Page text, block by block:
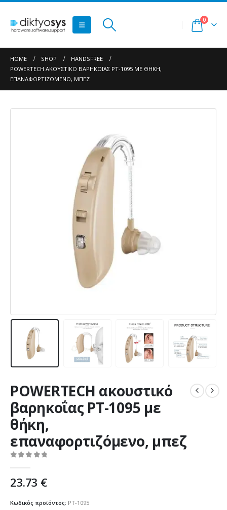
0
HOME SHOP
HANDSFREE
POWERTECH ΑΚΟΥΣΤΙΚΌ ΒΑΡΗΚΟΪ́ΑΣ PT-1095 ΜΕ ΘΉΚΗ,
ΕΠΑΝΑΦΟΡΤΙΖΌΜΕΝΟ, ΜΠΕΖ
POWERTECH ακουστικό
βαρηκοΐας PT-1095 με
θήκη,
επαναφορτιζόμενο, μπεζ
23.73 €
Κωδικός προϊόντος: PT-1095